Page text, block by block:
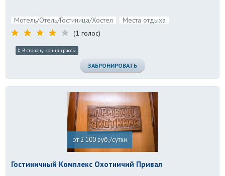
Мотель/Отель/Гостиница/Хостел
Места отдыха
(1 голос)
В сторону конца трассы
ЗАБРОНИРОВАТЬ
от 2 100 руб./сутки
Гостиничный Комплекс Охотничий Привал